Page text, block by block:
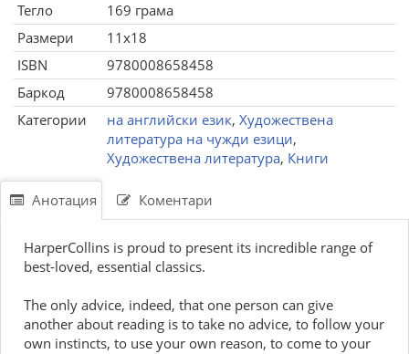
Тегло
169 грама
Размери
11x18
ISBN
9780008658458
Баркод
9780008658458
Категории
на английски език, Художествена
литература на чужди езици,
Художествена литература, Книги
Анотация Коментари
HarperCollins is proud to present its incredible range of
best-loved, essential classics.
The only advice, indeed, that one person can give
another about reading is to take no advice, to follow your
own instincts, to use your own reason, to come to your